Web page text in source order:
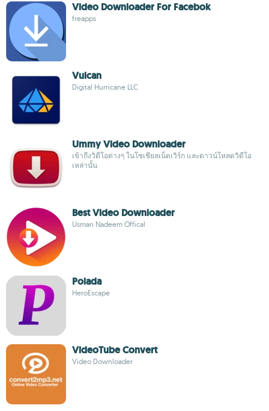
Video Downloader For Facebok
freapps
Vulcan
Digital Hurricane LLC
Ummy Video Downloader
เข้าถึงวิดีโอต่างๆ ในโซเชียลเน็ตเวิร์ก และดาวน์โหลดวิดีโอ
เหล่านั้น
Best Video Downloader
Usman Nadeem Offical
Polada
HeroEscape
VideoTube Convert
Video Downloader